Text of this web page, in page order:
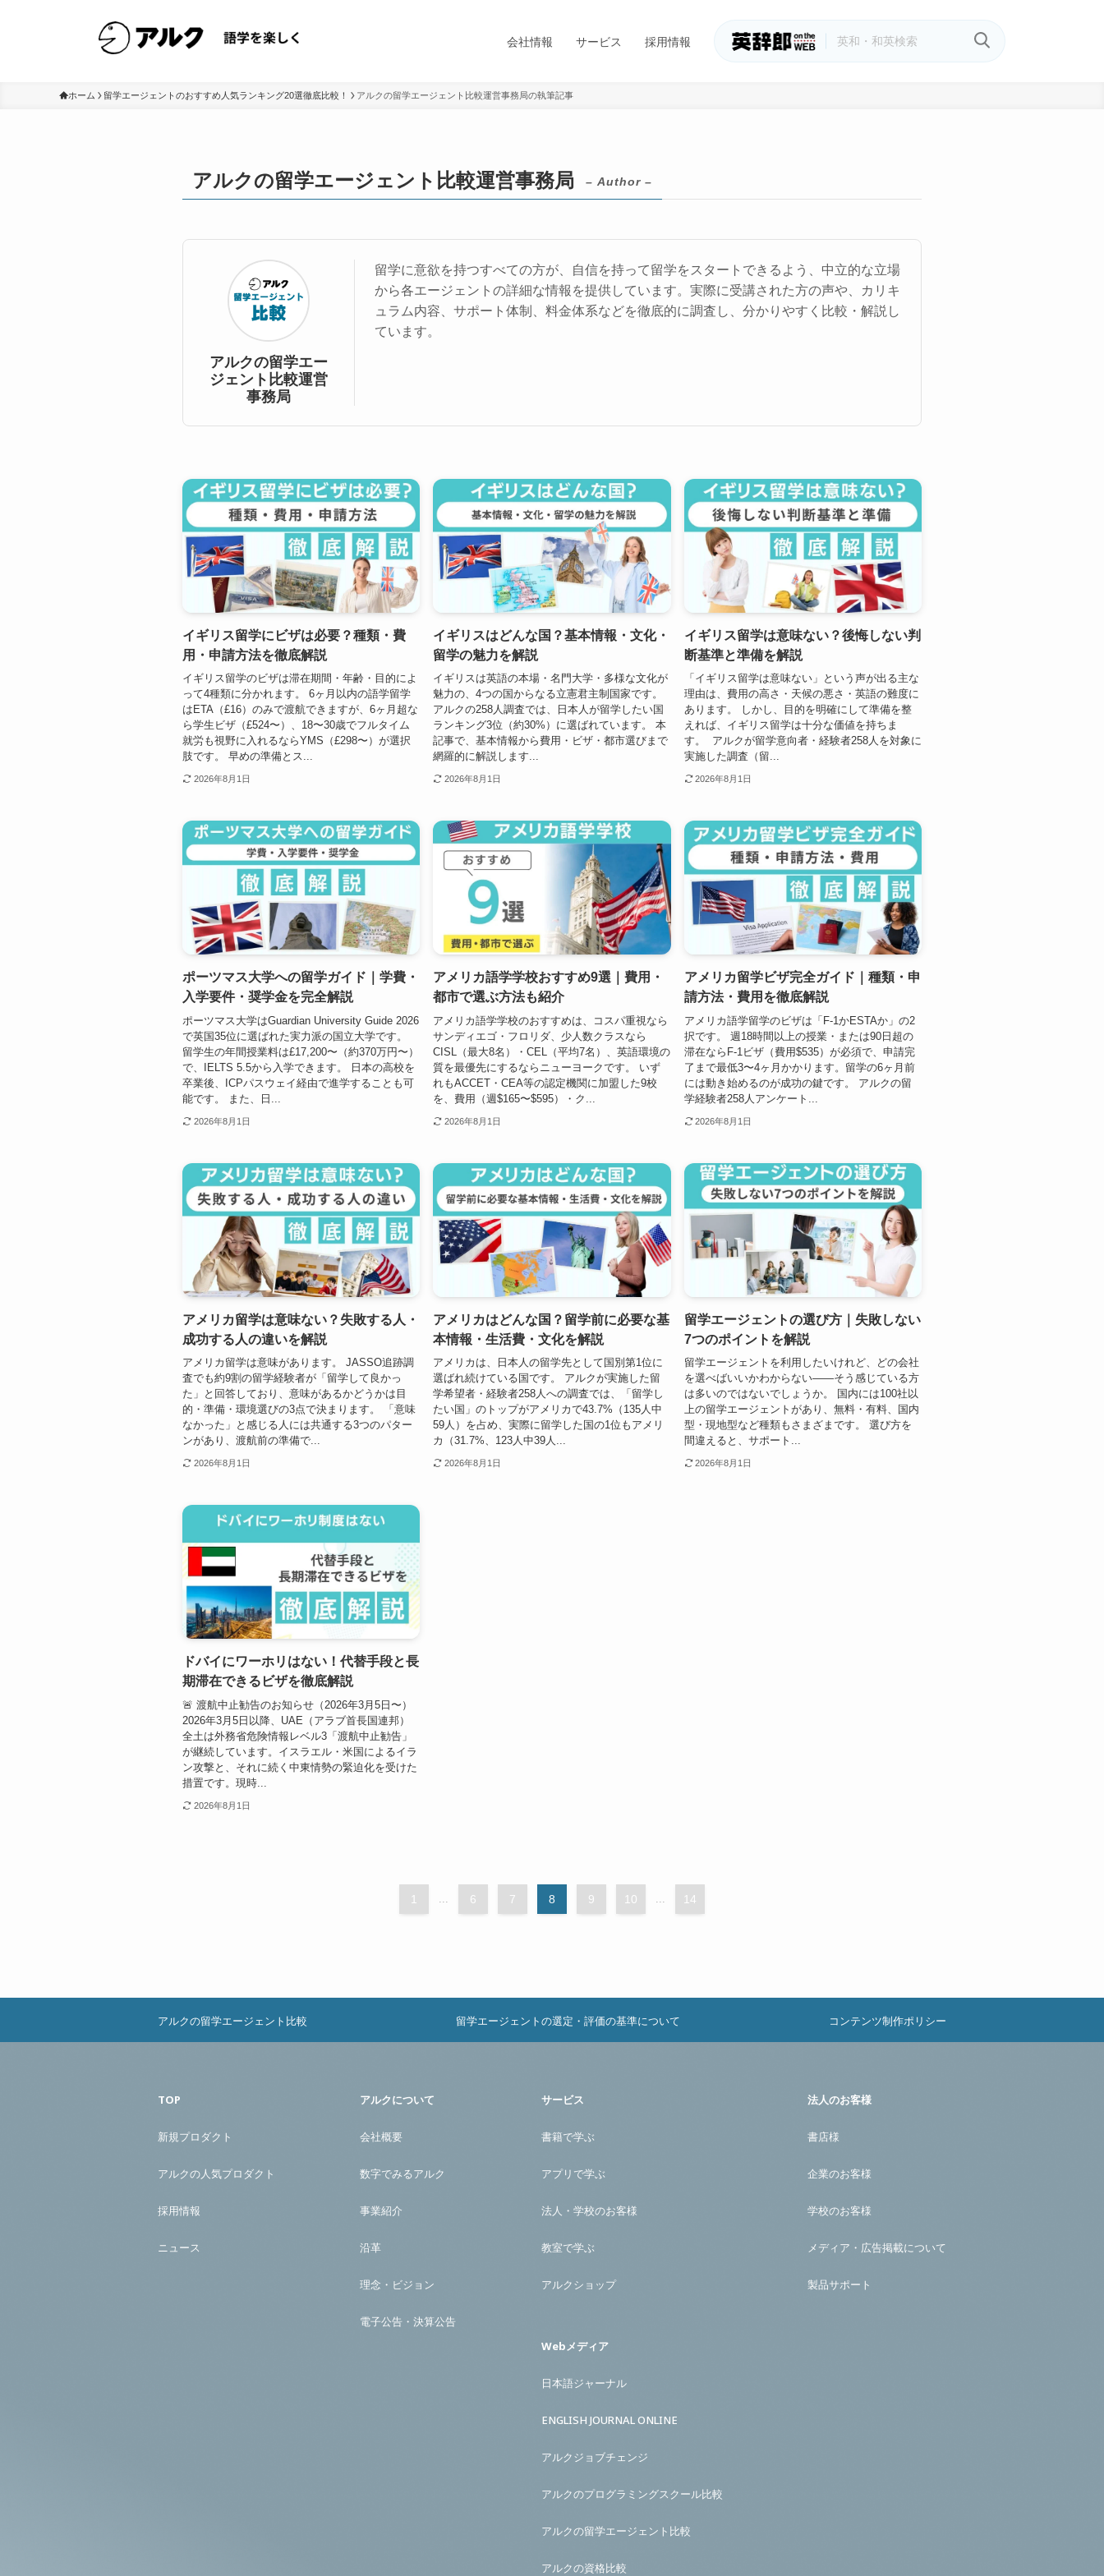
会社情報 サービス 採用情報
ホーム 留学エージェントのおすすめ人気ランキング20選徹底比較！ アルクの留学エージェント比較運営事務局の執筆記事
アルクの留学エージェント比較運営事務局 – Author –
アルクの留学エー
ジェント比較運営
事務局
留学に意欲を持つすべての方が、自信を持って留学をスタートできるよう、中立的な立場
から各エージェントの詳細な情報を提供しています。実際に受講された方の声や、カリキ
ュラム内容、サポート体制、料金体系などを徹底的に調査し、分かりやすく比較・解説し
ています。
イギリス留学にビザは必要？種類・費
用・申請方法を徹底解説
イギリス留学のビザは滞在期間・年齢・目的によ
って4種類に分かれます。 6ヶ月以内の語学留学
はETA（£16）のみで渡航できますが、6ヶ月超な
ら学生ビザ（£524〜）、18〜30歳でフルタイム
就労も視野に入れるならYMS（£298〜）が選択
肢です。 早めの準備とス...
2026年8月1日
イギリスはどんな国？基本情報・文化・
留学の魅力を解説
イギリスは英語の本場・名門大学・多様な文化が
魅力の、4つの国からなる立憲君主制国家です。
アルクの258人調査では、日本人が留学したい国
ランキング3位（約30%）に選ばれています。 本
記事で、基本情報から費用・ビザ・都市選びまで
網羅的に解説します...
2026年8月1日
イギリス留学は意味ない？後悔しない判
断基準と準備を解説
「イギリス留学は意味ない」という声が出る主な
理由は、費用の高さ・天候の悪さ・英語の難度に
あります。 しかし、目的を明確にして準備を整
えれば、イギリス留学は十分な価値を持ちま
す。 アルクが留学意向者・経験者258人を対象に
実施した調査（留...
2026年8月1日
ポーツマス大学への留学ガイド｜学費・
入学要件・奨学金を完全解説
ポーツマス大学はGuardian University Guide 2026
で英国35位に選ばれた実力派の国立大学です。
留学生の年間授業料は£17,200〜（約370万円〜）
で、IELTS 5.5から入学できます。 日本の高校を
卒業後、ICPパスウェイ経由で進学することも可
能です。 また、日...
2026年8月1日
アメリカ語学学校おすすめ9選｜費用・
都市で選ぶ方法も紹介
アメリカ語学学校のおすすめは、コスパ重視なら
サンディエゴ・フロリダ、少人数クラスなら
CISL（最大8名）・CEL（平均7名）、英語環境の
質を最優先にするならニューヨークです。 いず
れもACCET・CEA等の認定機関に加盟した9校
を、費用（週$165〜$595）・ク...
2026年8月1日
アメリカ留学ビザ完全ガイド｜種類・申
請方法・費用を徹底解説
アメリカ語学留学のビザは「F-1かESTAか」の2
択です。 週18時間以上の授業・または90日超の
滞在ならF-1ビザ（費用$535）が必須で、申請完
了まで最低3〜4ヶ月かかります。留学の6ヶ月前
には動き始めるのが成功の鍵です。 アルクの留
学経験者258人アンケート...
2026年8月1日
アメリカ留学は意味ない？失敗する人・
成功する人の違いを解説
アメリカ留学は意味があります。 JASSO追跡調
査でも約9割の留学経験者が「留学して良かっ
た」と回答しており、意味があるかどうかは目
的・準備・環境選びの3点で決まります。 「意味
なかった」と感じる人には共通する3つのパター
ンがあり、渡航前の準備で...
2026年8月1日
アメリカはどんな国？留学前に必要な基
本情報・生活費・文化を解説
アメリカは、日本人の留学先として国別第1位に
選ばれ続けている国です。 アルクが実施した留
学希望者・経験者258人への調査では、「留学し
たい国」のトップがアメリカで43.7%（135人中
59人）を占め、実際に留学した国の1位もアメリ
カ（31.7%、123人中39人...
2026年8月1日
留学エージェントの選び方｜失敗しない
7つのポイントを解説
留学エージェントを利用したいけれど、どの会社
を選べばいいかわからない——そう感じている方
は多いのではないでしょうか。 国内には100社以
上の留学エージェントがあり、無料・有料、国内
型・現地型など種類もさまざまです。 選び方を
間違えると、サポート...
2026年8月1日
ドバイにワーホリはない！代替手段と長
期滞在できるビザを徹底解説
🚨 渡航中止勧告のお知らせ（2026年3月5日〜）
2026年3月5日以降、UAE（アラブ首長国連邦）
全土は外務省危険情報レベル3「渡航中止勧告」
が継続しています。イスラエル・米国によるイラ
ン攻撃と、それに続く中東情勢の緊迫化を受けた
措置です。現時...
2026年8月1日
1 6 7 8 9 10 14
アルクの留学エージェント比較 留学エージェントの選定・評価の基準について コンテンツ制作ポリシー
TOP
新規プロダクト
アルクの人気プロダクト
採用情報
ニュース
アルクについて
会社概要
数字でみるアルク
事業紹介
沿革
理念・ビジョン
電子公告・決算公告
サービス
書籍で学ぶ
アプリで学ぶ
法人・学校のお客様
教室で学ぶ
アルクショップ
Webメディア
日本語ジャーナル
ENGLISH JOURNAL ONLINE
アルクジョブチェンジ
アルクのプログラミングスクール比較
アルクの留学エージェント比較
アルクの資格比較
法人のお客様
書店様
企業のお客様
学校のお客様
メディア・広告掲載について
製品サポート